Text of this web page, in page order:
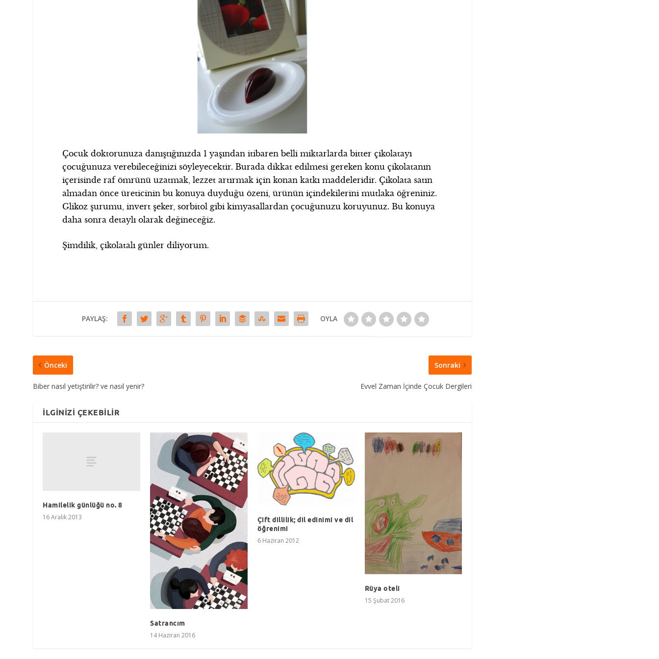
Çocuk doktorunuza danıştığınızda 1 yaşından itibaren belli miktarlarda bitter çikolatayı
çocuğunuza verebileceğinizi söyleyecektir. Burada dikkat edilmesi gereken konu çikolatanın
içerisinde raf ömrünü uzatmak, lezzet artırmak için konan katkı maddeleridir. Çikolata satın
almadan önce üreticinin bu konuya duyduğu özeni, ürünün içindekilerini mutlaka öğreniniz.
Glikoz şurumu, invert şeker, sorbitol gibi kimyasallardan çocuğunuzu koruyunuz. Bu konuya
daha sonra detaylı olarak değineceğiz.
Şimdilik, çikolatalı günler diliyorum.
PAYLAŞ: OYLA
Önceki
Biber nasıl yetiştirilir? ve nasıl yenir?
Sonraki
Evvel Zaman İçinde Çocuk Dergileri
İLGINIZI ÇEKEBILIR
Hamilelik günlüğü no. 8
16 Aralık 2013
Satrancım
14 Haziran 2016
Çift dillilik; dil edinimi ve dil
öğrenimi
6 Haziran 2012
Rüya oteli
15 Şubat 2016